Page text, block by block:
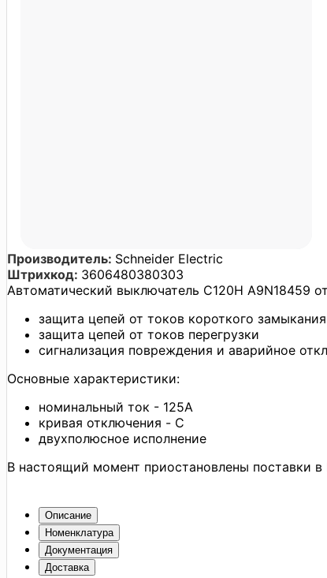
Производитель: Schneider Electric
Штрихкод: 3606480380303
Автоматический выключатель C120H A9N18459
защита цепей от токов короткого замыкания
защита цепей от токов перегрузки
сигнализация повреждения и аварийное
Основные характеристики:
номинальный ток - 125А
кривая отключения - C
двухполюсное исполнение
В настоящий момент приостановлены поставки
Описание
Номенклатура
Документация
Доставка